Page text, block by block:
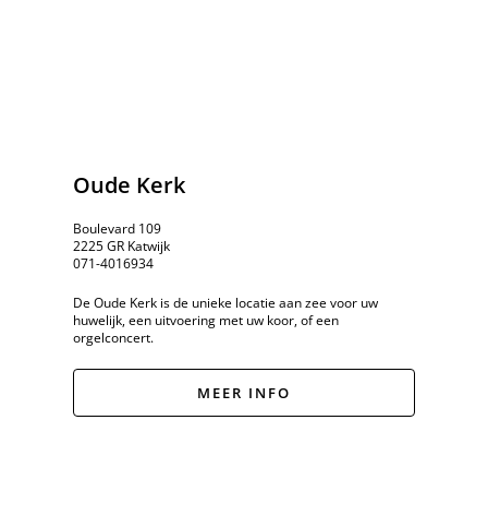
Oude Kerk
Boulevard 109
2225 GR Katwijk
071-4016934
De Oude Kerk is de unieke locatie aan zee voor uw
huwelijk, een uitvoering met uw koor, of een
orgelconcert.
MEER INFO